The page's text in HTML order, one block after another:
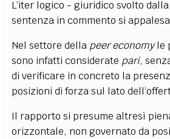
L’iter logico - giuridico svolto
sentenza in commento si
Nel settore della peer economyle
sono infatti considerate pari,
di verificare in concreto la
posizioni di forza sul lato
Il rapporto si presume altresì
orizzontale, non governato da